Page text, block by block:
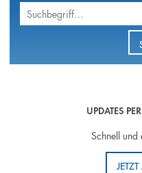
Suchbegriff
UPDATES
Schnell und